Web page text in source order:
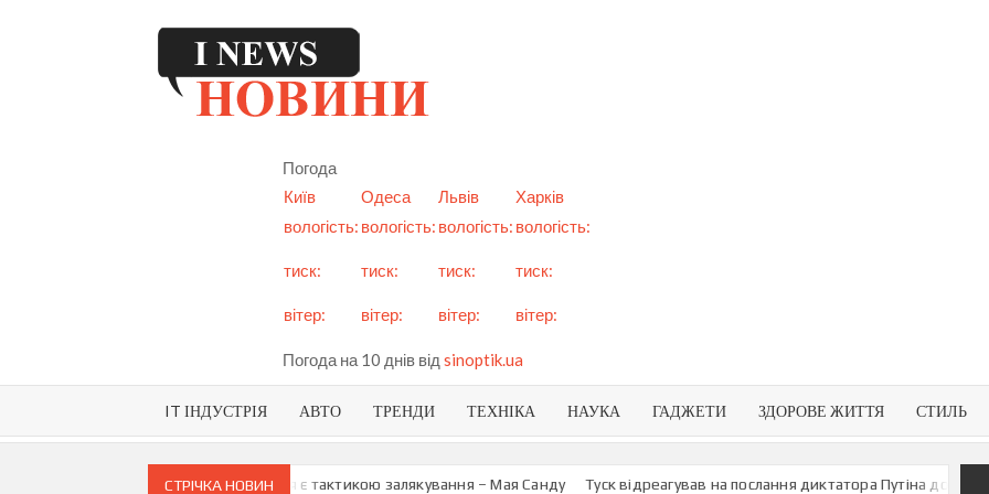
Погода
Київ
Одеса Львів
Харків
вологість:
тиск:
вітер:
вологість:
тиск:
вітер:
вологість:
тиск:
вітер:
вологість:
тиск:
вітер:
Погода на 10 днів від sinoptik.ua
IT ІНДУСТРІЯ АВТО ТРЕНДИ ТЕХНІКА НАУКА ГАДЖЕТИ ЗДОРОВЕ ЖИТТЯ СТИЛЬ
СТРІЧКА НОВИН
про можливу анексію Придністров’я є тактикою залякування – Мая Санду Туск відреагував на послання диктатора Путіна до росіян